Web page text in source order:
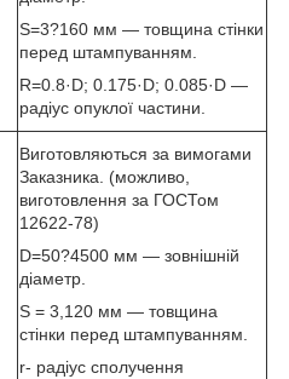
S=3?160 мм — товщина стінки
перед штампуванням.
R=0.8·D; 0.175·D; 0.085·D —
радіус опуклої частини.
Виготовляються за вимогами
Заказника. (можливо,
виготовлення за ГОСТом
12622-78)
D=50?4500 мм — зовнішній
діаметр.
S = 3,120 мм — товщина
стінки перед штампуванням.
r- радіус сполучення